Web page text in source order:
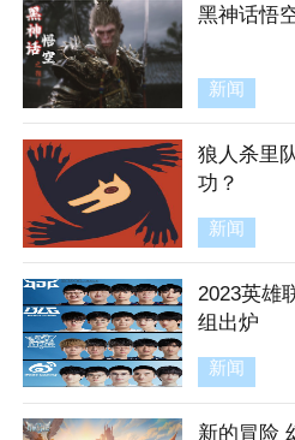
黑神话悟
新闻
狼人杀里
功？
新闻
2023英雄
组出炉
新闻
新的冒险